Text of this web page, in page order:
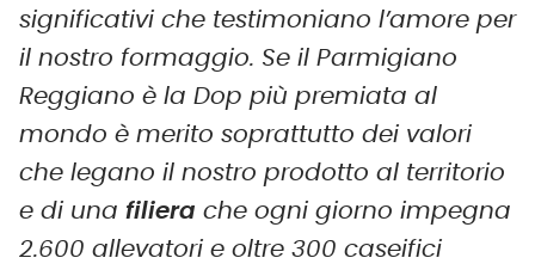
significativi che testimoniano l’amore per
il nostro formaggio. Se il Parmigiano
Reggiano è la Dop più premiata al
mondo è merito soprattutto dei valori
che legano il nostro prodotto al territorio
e di una filiera che ogni giorno impegna
2.600 allevatori e oltre 300 caseifici